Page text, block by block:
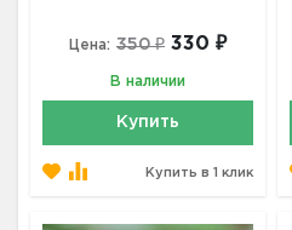
Цена: 350 ₽ 330 ₽
В наличии
Купить
Купить в 1 клик